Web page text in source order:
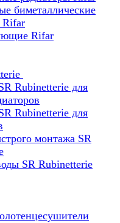
биметаллические
Rifar
Rifar
Rubinetterie для
Rubinetterie для
монтажа SR
SR Rubinetterie